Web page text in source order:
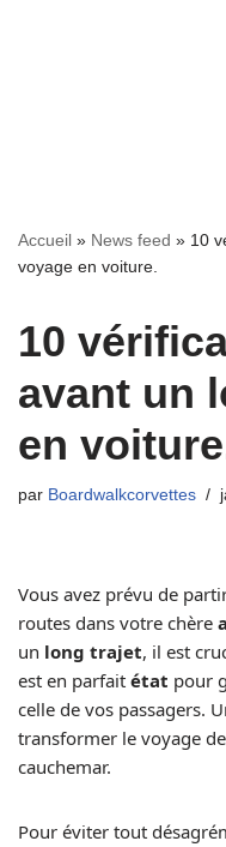
Accueil » News feed » 10
voyage en voiture.
10
avant un
en
par Boardwalkcorvettes
Vous avez prévu de
routes dans votre chère
un long trajet, il est
est en parfait état pour
celle de vos passagers.
transformer le voyage
cauchemar.
Pour éviter tout